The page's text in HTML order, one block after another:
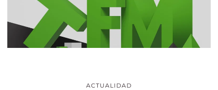
ACTUALIDAD